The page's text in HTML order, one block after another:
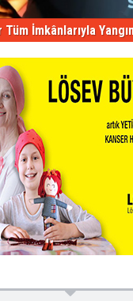
İmkânlarıyla